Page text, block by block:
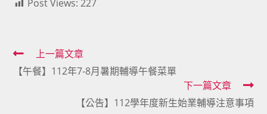
Post Views: 227
Read
more
上一篇文章
【午餐】112年7-8月暑期輔導午餐菜單
下一篇文章
【公告】112學年度新生始業輔導注意事項